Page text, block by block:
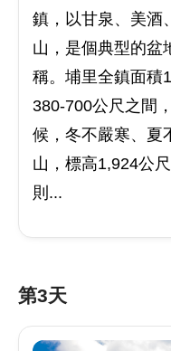
鎮，以甘泉、美酒
山，是個典型的盆
稱。埔里全鎮面積
380-700公尺之間
候，冬不嚴寒、夏
山，標高1,924公
則...
第3天